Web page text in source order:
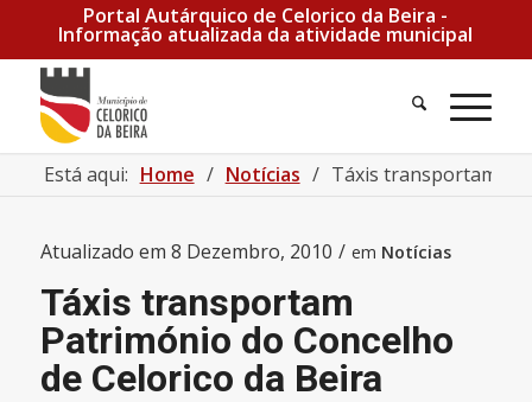
Portal Autárquico de Celorico da Beira -
Informação atualizada da atividade municipal
Pesquisa
Está aqui: Home / Notícias / Táxis transportam
Atualizado em 8 Dezembro, 2010 / em Notícias
Táxis transportam
Património do Concelho
de Celorico da Beira